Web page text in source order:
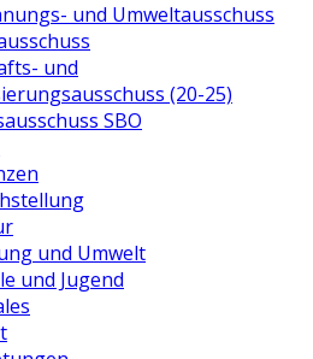
und Umweltausschuss
und
(20-25)
SBO
und Umwelt
und Jugend